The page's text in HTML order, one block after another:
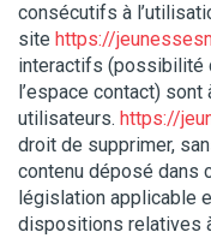
consécutifs à
site https://
interactifs (possibilité
l’espace contact)
utilisateurs. https://
droit de supprimer,
contenu déposé dans
législation applicable
dispositions relatives